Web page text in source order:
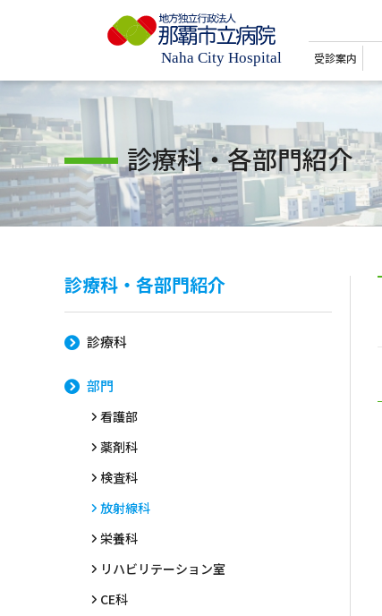
受診案内
診療科・各部門紹介
診療科・各部門紹介
診療科
部門
看護部
薬剤科
検査科
放射線科
栄養科
リハビリテーション室
CE科